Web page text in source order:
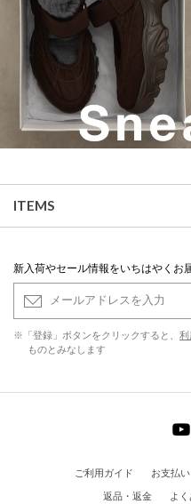
ITEMS
新入荷やセール情報をいちはやくお
※「登録」ボタンをクリックすると、 利
ものとみなします
ご利用ガイド お支払い
返品・返金
よ